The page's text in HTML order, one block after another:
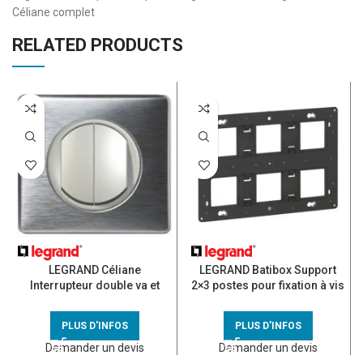
Céliane complet
RELATED PRODUCTS
LEGRAND Céliane
Interrupteur double va et
PLUS D'INFOS
Demander un devis
LEGRAND Batibox Support
2×3 postes pour fixation à vis
PLUS D'INFOS
Demander un devis